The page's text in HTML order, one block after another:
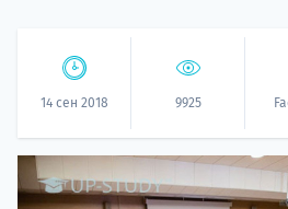
14 сен 2018 9925